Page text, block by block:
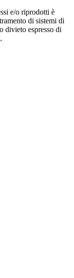
e/o riprodotti è
di sistemi di
divieto espresso di